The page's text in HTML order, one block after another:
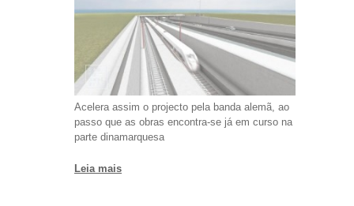
Acelera assim o projecto pela banda alemã, ao
passo que as obras encontra-se já em curso na
parte dinamarquesa
Leia mais